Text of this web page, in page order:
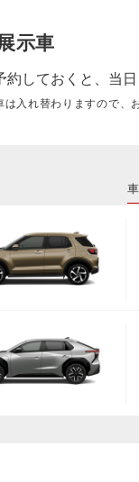
示車
約しておくと、当
入れ替わりますので、